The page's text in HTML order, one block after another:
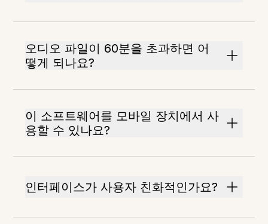
오디오 파일이 60분을 초과하면 어
떻게 되나요?
이 소프트웨어를 모바일 장치에서 사
용할 수 있나요?
인터페이스가 사용자 친화적인가요?